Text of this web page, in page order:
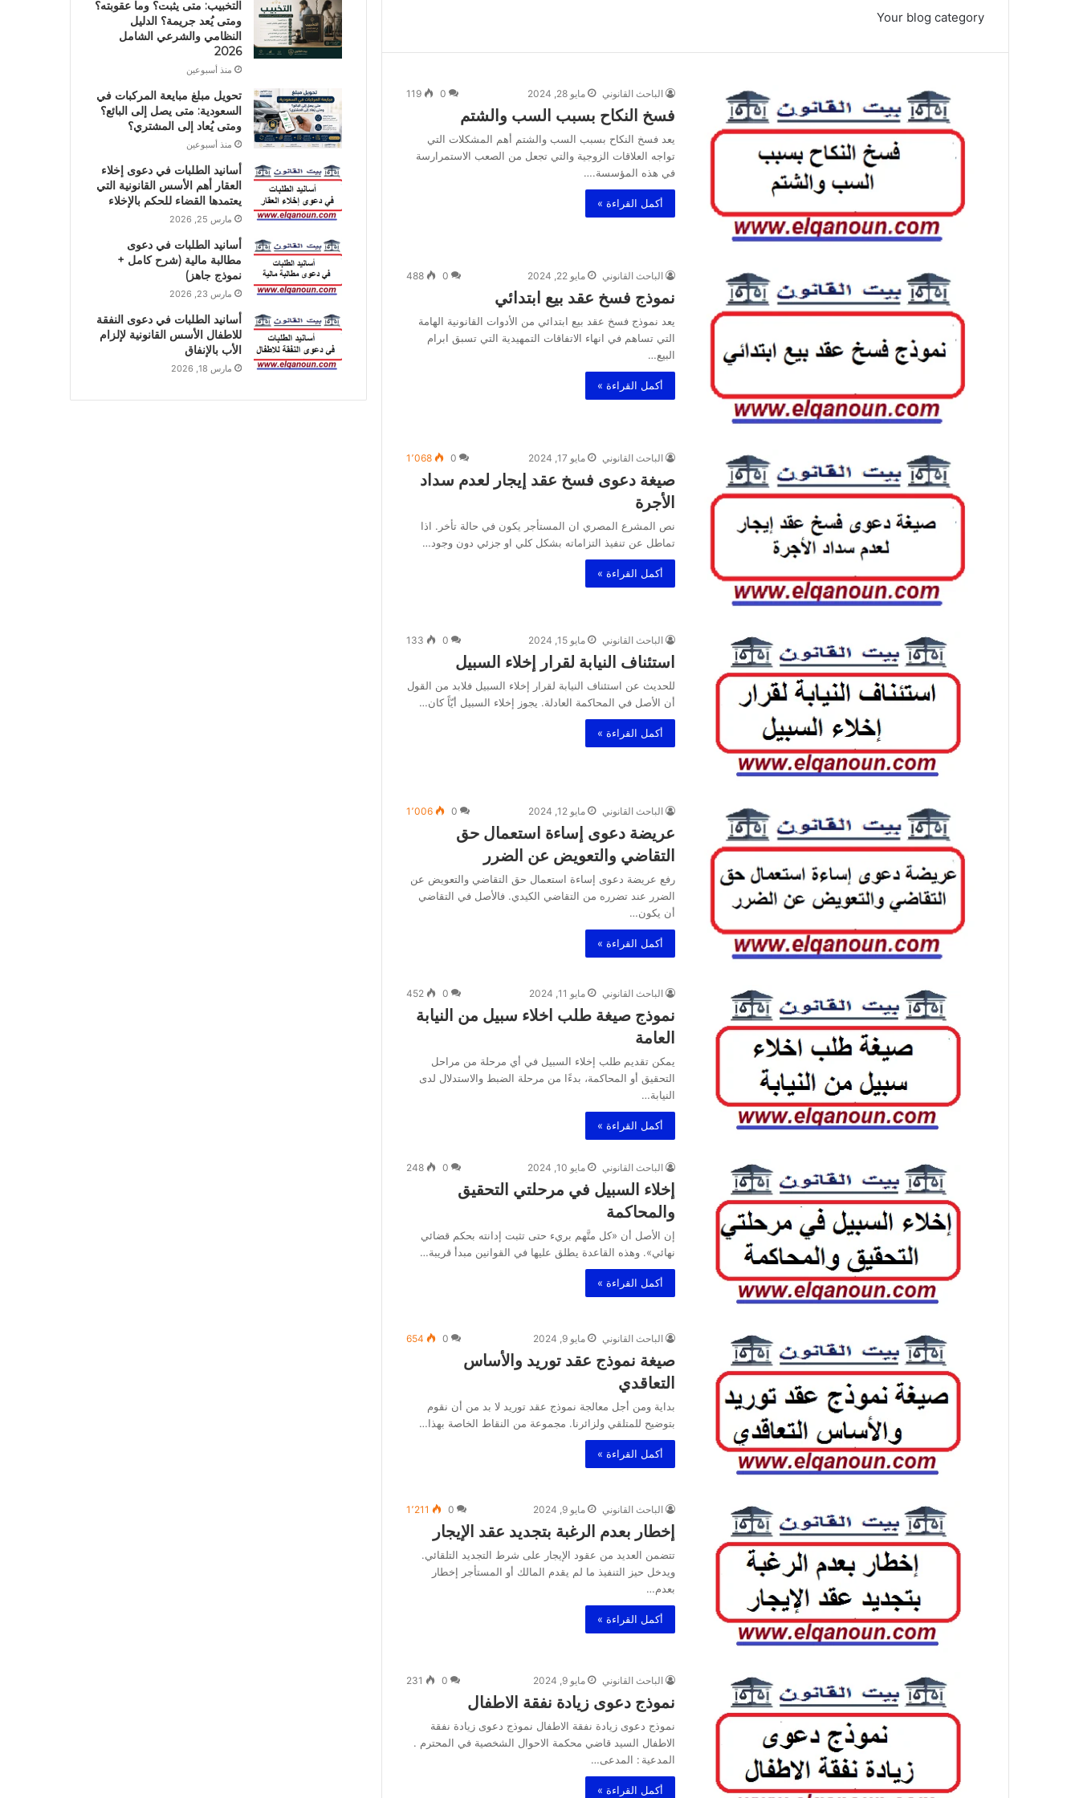
Your blog category
الباحث القانوني مايو 28, 2024 0
119
فسخ النكاح بسبب السب والشتم
يعد فسخ النكاح بسبب السب والشتم أهم المشكلات التي
تواجه العلاقات الزوجية والتي تجعل من الصعب الاستمرارسة
في هذه المؤسسة.…
أكمل القراءة »
الباحث القانوني مايو 22, 2024 0
488
نموذج فسخ عقد بيع ابتدائي
يعد نموذج فسخ عقد بيع ابتدائي من الأدوات القانونية الهامة
التي تساهم في انهاء الاتفاقات التمهيدية التي تسبق ابرام
البيع…
أكمل القراءة »
الباحث القانوني مايو 17, 2024 0 1٬068
صيغة دعوى فسخ عقد إيجار لعدم سداد
الأجرة
نص المشرع المصري ان المستأجر يكون في حالة تأخر. اذا
تماطل عن تنفيذ التزاماته بشكل كلي او جزئي دون وجود…
أكمل القراءة »
الباحث القانوني مايو 15, 2024 0
133
استئناف النيابة لقرار إخلاء السبيل
للحديث عن استئناف النيابة لقرار إخلاء السبيل فلابد من القول
أن الأصل في المحاكمة العادلة. يجوز إخلاء السبيل أيّاً كان…
أكمل القراءة »
الباحث القانوني مايو 12, 2024 0 1٬006
عريضة دعوى إساءة استعمال حق
التقاضي والتعويض عن الضرر
رفع عريضة دعوى إساءة استعمال حق التقاضي والتعويض عن
الضرر عند تضرره من التقاضي الكيدي. فالأصل في التقاضي
أن يكون…
أكمل القراءة »
الباحث القانوني مايو 11, 2024 0
452
نموذج صيغة طلب اخلاء سبيل من النيابة
العامة
يمكن تقديم طلب إخلاء السبيل في أي مرحلة من مراحل
التحقيق أو المحاكمة، بدءًا من مرحلة الضبط والاستدلال لدى
النيابة…
أكمل القراءة »
الباحث القانوني مايو 10, 2024 0
248
إخلاء السبيل في مرحلتي التحقيق
والمحاكمة
إن الأصل أن «كل متَّهم بريء حتى تثبت إدانته بحكم قضائي
نهائي». وهذه القاعدة يطلق عليها في القوانين مبدأ قريبة…
أكمل القراءة »
الباحث القانوني مايو 9, 2024 0
654
صيغة نموذج عقد توريد والأساس
التعاقدي
بداية ومن أجل معالجة نموذج عقد توريد لا بد من أن نقوم
بتوضيح للمتلقي ولزائرنا. مجموعة من النقاط الخاصة بهذا…
أكمل القراءة »
الباحث القانوني مايو 9, 2024 0 1٬211
إخطار بعدم الرغبة بتجديد عقد الإيجار
تتضمن العديد من عقود الإيجار على شرط التجديد التلقائي.
ويدخل حيز التنفيذ ما لم يقدم المالك أو المستأجر إخطار
بعدم…
أكمل القراءة »
الباحث القانوني مايو 9, 2024 0
231
نموذج دعوى زيادة نفقة الاطفال
نموذج دعوى زيادة نفقة الاطفال نموذج دعوى زيادة نفقة
الاطفال السيد قاضي محكمة الاحوال الشخصية في المحترم .
المدعية : المدعى…
أكمل القراءة »
التخبيب: متى يثبت؟ وما عقوبته؟
ومتى يُعد جريمة؟ الدليل
النظامي والشرعي الشامل
2026
منذ أسبوعين
تحويل مبلغ مبايعة المركبات في
السعودية: متى يصل إلى البائع؟
ومتى يُعاد إلى المشتري؟
منذ أسبوعين
أسانيد الطلبات في دعوى إخلاء
العقار أهم الأسس القانونية التي
يعتمدها القضاء للحكم بالإخلاء
مارس 25, 2026
أسانيد الطلبات في دعوى
مطالبة مالية (شرح كامل +
نموذج جاهز)
مارس 23, 2026
أسانيد الطلبات في دعوى النفقة
للاطفال الأسس القانونية لإلزام
الأب بالإنفاق
مارس 18, 2026